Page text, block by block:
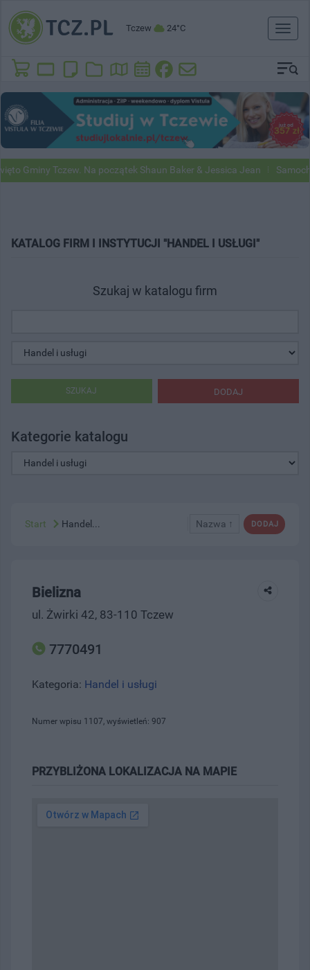
Tczew 24°C
Toggle
Gminy Tczew. Na początek Shaun Baker & Jessica Jean
KATALOG FIRM I INSTYTUCJI "HANDEL I USŁUGI"
Szukaj w katalogu firm
DODAJ
SZUKAJ
Kategorie katalogu
DODAJ
Nazwa ↑
Start Handel...
Bielizna
ul. Żwirki 42, 83-110 Tczew
7770491
Kategoria: Handel i usługi
Numer wpisu 1107, wyświetleń: 907
PRZYBLIŻONA LOKALIZACJA NA MAPIE